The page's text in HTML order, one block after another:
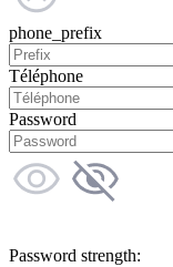
phone_prefix
Téléphone
Password
Password strength: